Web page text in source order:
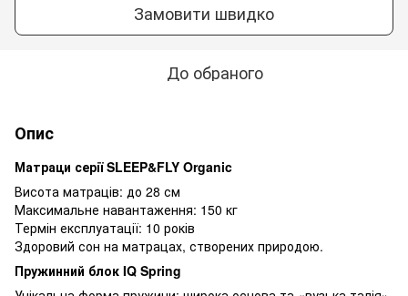
Замовити швидко
До обраного
Опис
Матраци серії SLEEP&FLY Organic
Висота матраців: до 28 см
Максимальне навантаження: 150 кг
Термін експлуатації: 10 років
Здоровий сон на матрацах, створених природою.
Пружинний блок IQ Spring